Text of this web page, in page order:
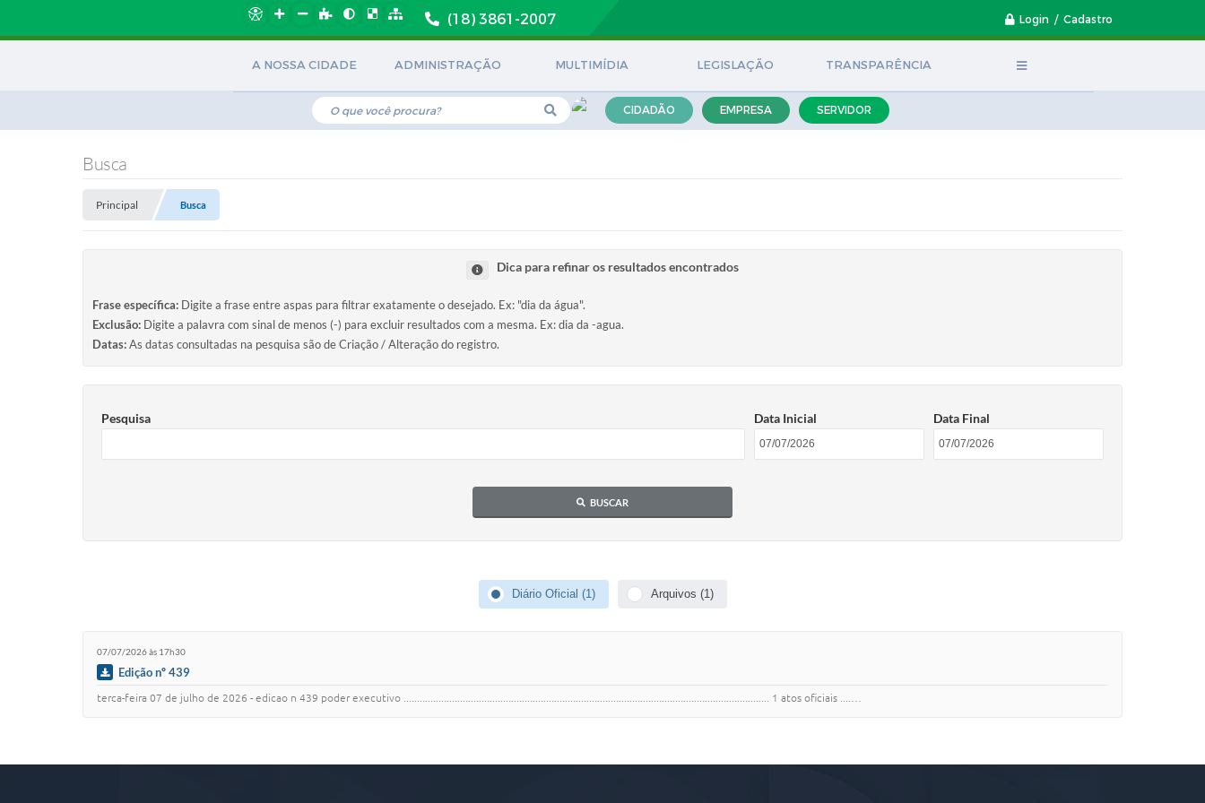
Login / Cadastro
(18) 3861-2007
A NOSSA CIDADE ADMINISTRAÇÃO MULTIMÍDIA LEGISLAÇÃO TRANSPARÊNCIA
CIDADÃO EMPRESA SERVIDOR
Busca
Principal Busca
Dica para refinar os resultados encontrados
Frase específica: Digite a frase entre aspas para filtrar exatamente o desejado. Ex: "dia da água".
Exclusão: Digite a palavra com sinal de menos (-) para excluir resultados com a mesma. Ex: dia da -agua.
Datas:As datas consultadas na pesquisa são de Criação / Alteração do registro.
Pesquisa Data Inicial Data Final
BUSCAR
Diário Oficial (1) Arquivos (1)
07/07/2026 às 17h30
Edição nº 439
terca-feira 07 de julho de 2026 - edicao n 439 poder executivo ........................................................................................................................................ 1 atos oficiais ....…